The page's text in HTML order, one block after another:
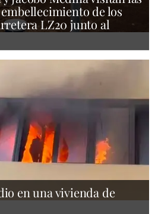
de los
LZ20 junto al
en una vivienda de